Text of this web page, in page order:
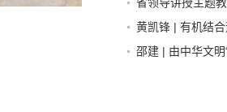
黄凯锋 | 有机结
态
邵建 | 由中华文